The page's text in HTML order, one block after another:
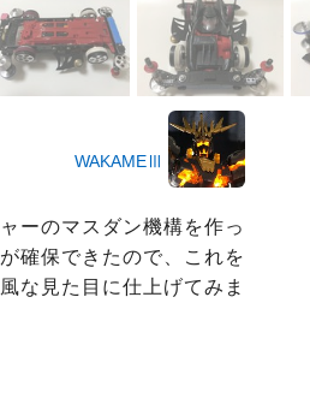
WAKAMEⅢ
ーのマスダン機構を作っ
確保できたので、これを
な見た目に仕上げてみま